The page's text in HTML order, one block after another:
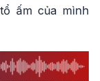
ấm của mình